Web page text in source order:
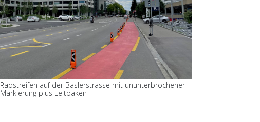
Radstreifen auf der Baslerstrasse mit ununterbrochener
Markierung plus Leitbaken